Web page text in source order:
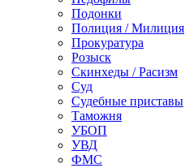
Подонки
Полиция / Милиция
Прокуратура
Розыск
Скинхеды / Расизм
Суд
Судебные приставы
Таможня
УБОП
УВД
ФМС